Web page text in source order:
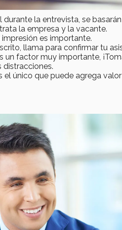
durante la entrevista, se basarán
la empresa y la vacante.
impresión es importante.
llama para confirmar tu
un factor muy importante,
distracciones.
el único que puede agrega